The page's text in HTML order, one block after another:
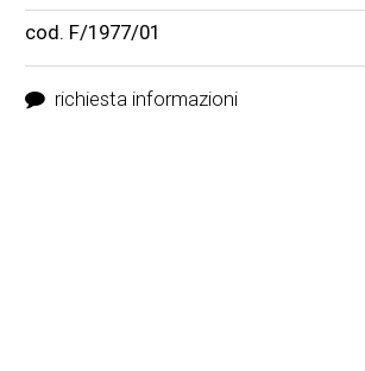
cod. F/1977/01
richiesta informazioni